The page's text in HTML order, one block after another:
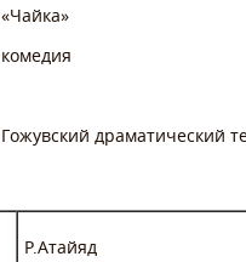
«Чайка»
комедия
Гожувский драматический
Р.Атайяд